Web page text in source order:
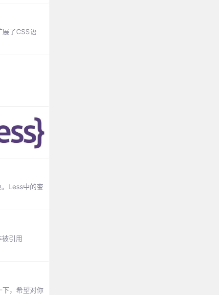
展了CSS语
Less中的变
引用
下，希望对你